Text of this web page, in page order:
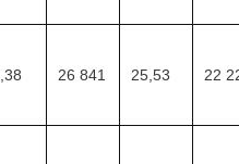
26 841 25,53 22